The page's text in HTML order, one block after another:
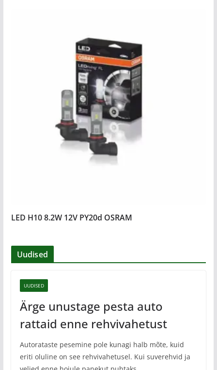
LED H10 8.2W 12V PY20d OSRAM
Uudised
UUDISED
Ärge unustage pesta auto
rattaid enne rehvivahetust
Autorataste pesemine pole kunagi halb mõte, kuid
eriti oluline on see rehvivahetusel. Kui suverehvid ja